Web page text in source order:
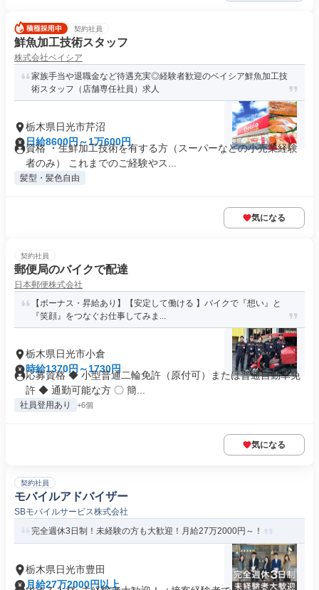
契約社員
鮮魚加工技術スタッフ
株式会社ベイシア
家族手当や退職金など待遇充実◎経験者歓迎のベイシア鮮魚加工技
術スタッフ（店舗専任社員）求人
栃木県日光市芹沼
日給8600円～1万600円
資格 ・生鮮加工技術を有する方（スーパーなどの小売業経験
者のみ） これまでのご経験やス...
髪型・髪色自由
気になる
契約社員
郵便局のバイクで配達
日本郵便株式会社
【ボーナス・昇給あり】【安定して働ける 】バイクで『想い』と
『笑顔』をつなぐお仕事してみま...
栃木県日光市小倉
時給1370円～1730円
応募資格 ◆ 小型普通二輪免許（原付可）または普通自動車免
許 ◆ 通勤可能な方 〇 簡...
社員登用あり +6個
気になる
契約社員
モバイルアドバイザー
SBモバイルサービス株式会社
完全週休3日制！未経験の方も大歓迎！月給27万2000円～！
栃木県日光市豊田
月給27万2000円以上